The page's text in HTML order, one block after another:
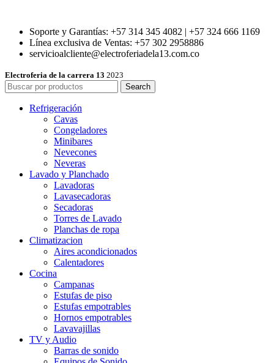
Soporte y Garantías: +57 314 345 4082 | +57 324 666 1169
Línea exclusiva de Ventas: +57 302 2958886
servicioalcliente@electroferiadela13.com.co
Electroferia de la carrera 13 2023
Search
Refrigeración
Cavas
Congeladores
Minibares
Nevecones
Neveras
Lavado y Planchado
Lavadoras
Lavasecadoras
Secadoras
Torres de Lavado
Planchas de ropa
Climatizacion
Aires acondicionados
Calentadores
Cocina
Campanas
Estufas de piso
Estufas empotrables
Hornos empotrables
Lavavajillas
TV y Audio
Barras de sonido